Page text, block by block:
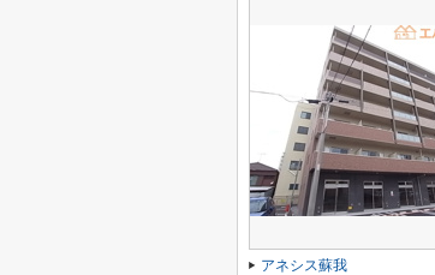
アネシス蘇我